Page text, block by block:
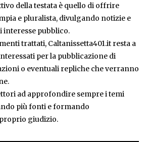
della testata è quello di offrire
e pluralista, divulgando notizie e
pubblico.
trattati, Caltanissetta401.it resta a
per la pubblicazione di
o eventuali repliche che verranno
ad approfondire sempre i temi
più fonti e formando
giudizio.